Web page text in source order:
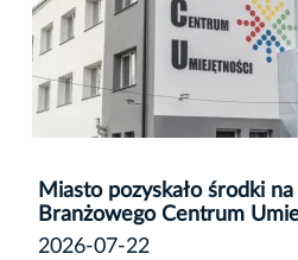
Miasto pozyskało środki
Branżowego Centrum
2026-07-22